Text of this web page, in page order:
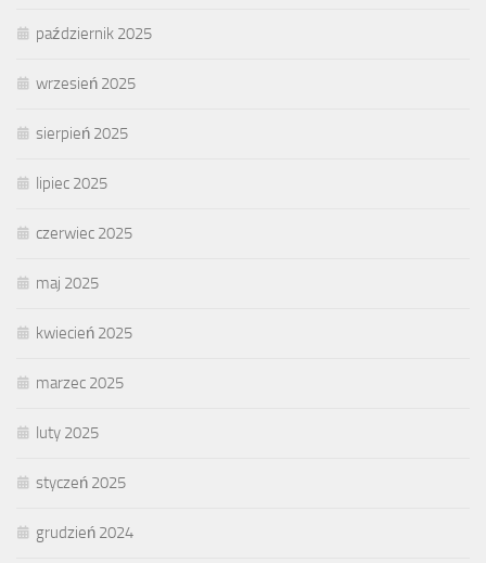
październik 2025
wrzesień 2025
sierpień 2025
lipiec 2025
czerwiec 2025
maj 2025
kwiecień 2025
marzec 2025
luty 2025
styczeń 2025
grudzień 2024